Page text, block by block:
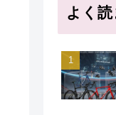
よく